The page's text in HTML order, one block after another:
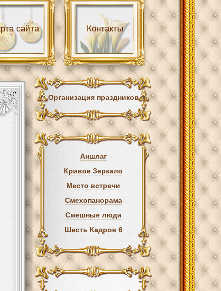
сайта Контакты
Организация праздников
Аншлаг
Кривое Зеркало
Место встречи
Смехопанорама
Смешные люди
Шесть Кадров 6